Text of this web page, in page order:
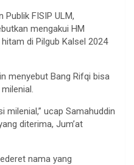
Publik FISIP ULM,
mengakui HM
di Pilgub Kalsel 2024
menyebut Bang Rifqi bisa
milenial,” ucap Samahuddin
diterima, Jum’at
nama yang